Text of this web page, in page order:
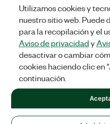
Comentarios
LEGAL|IMPRINT|PRIVACIDAD
©NATIONAL INSTRUMENTS CORP.
RESERVADOS.
Utilizamos cookies y
nuestro sitio web. Puede
para la recopilación y el
Aviso de privacidady
desactivar o cambiar
cookies haciendo clic en
continuación.